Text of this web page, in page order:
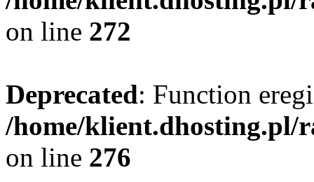
on line 272
Deprecated: Function
/home/klient.dhosting.pl/
on line 276